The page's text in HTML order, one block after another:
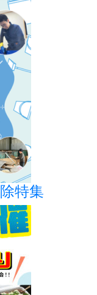
特集